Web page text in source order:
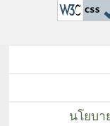
นโยบ